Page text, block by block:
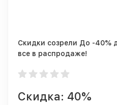
Скидки созрели До -40%
все в распродаже!
Скидка: 40%